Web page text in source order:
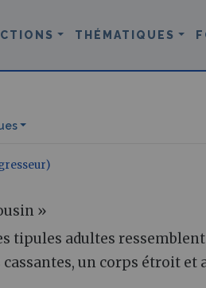
THÉMATIQUES
»
tipules adultes
cassantes, un corps étroit